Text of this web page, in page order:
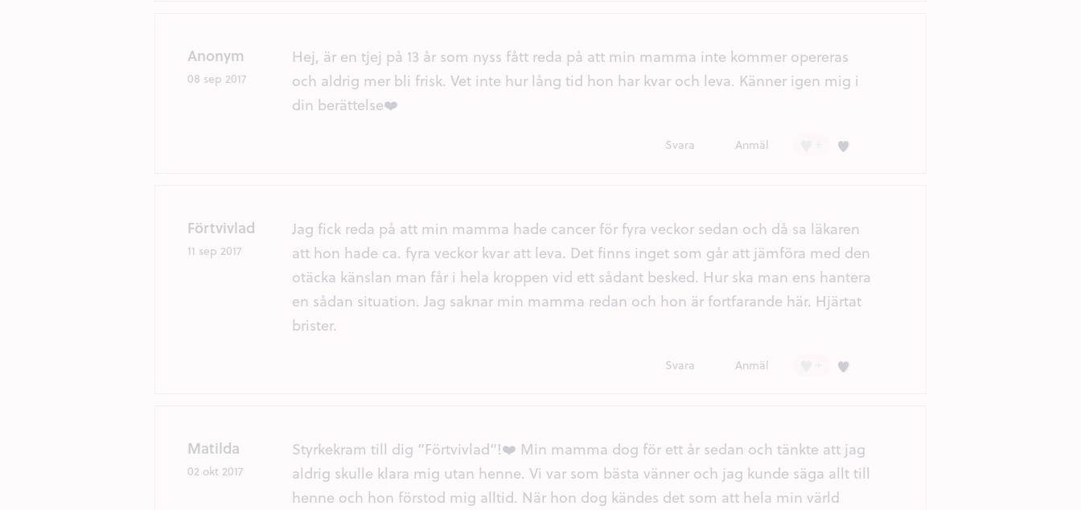
Anonym
08 sep 2017
Hej, är en tjej på 13 år som nyss fått reda på att min mamma inte kommer opereras
och aldrig mer bli frisk. Vet inte hur lång tid hon har kvar och leva. Känner igen mig i
din berättelse❤️
Anmäl
Svara Kärlek (6)
Förtvivlad
11 sep 2017
Jag fick reda på att min mamma hade cancer för fyra veckor sedan och då sa läkaren
att hon hade ca. fyra veckor kvar att leva. Det finns inget som går att jämföra med den
otäcka känslan man får i hela kroppen vid ett sådant besked. Hur ska man ens hantera
en sådan situation. Jag saknar min mamma redan och hon är fortfarande här. Hjärtat
brister.
Anmäl
Svara Kärlek (3)
Matilda
02 okt 2017
Styrkekram till dig ”Förtvivlad”!❤️ Min mamma dog för ett år sedan och tänkte att jag
aldrig skulle klara mig utan henne. Vi var som bästa vänner och jag kunde säga allt till
henne och hon förstod mig alltid. När hon dog kändes det som att hela min värld